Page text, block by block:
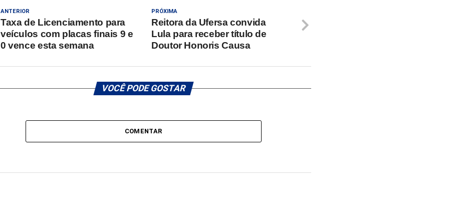
PRÓXIMA
Reitora da Ufersa convida
Lula para receber título de
Doutor Honoris Causa
ANTERIOR
Taxa de Licenciamento para
veículos com placas finais 9 e
0 vence esta semana
VOCÊ PODE GOSTAR
COMENTAR